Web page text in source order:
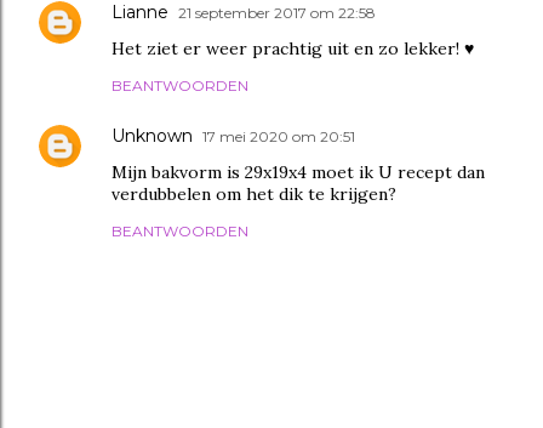
Lianne 21 september 2017 om 22:58
Het ziet er weer prachtig uit en zo lekker! ♥
BEANTWOORDEN
Unknown 17 mei 2020 om 20:51
Mijn bakvorm is 29x19x4 moet ik U recept dan
verdubbelen om het dik te krijgen?
BEANTWOORDEN